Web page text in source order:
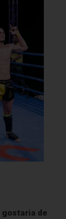
gostaria de